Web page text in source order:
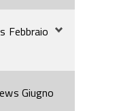
Febbraio
Giugno